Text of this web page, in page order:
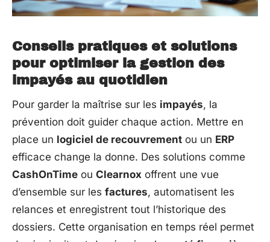
Conseils pratiques et solutions
pour optimiser la gestion des
impayés au quotidien
Pour garder la maîtrise sur les impayés, la
prévention doit guider chaque action. Mettre en
place un logiciel de recouvrement ou un ERP
efficace change la donne. Des solutions comme
CashOnTime ou Clearnox offrent une vue
d’ensemble sur les factures, automatisent les
relances et enregistrent tout l’historique des
dossiers. Cette organisation en temps réel permet